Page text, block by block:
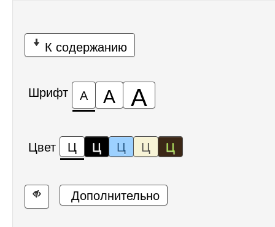
К содержанию
Шрифт А А А
Цвет Ц Ц Ц Ц Ц
Дополнительно